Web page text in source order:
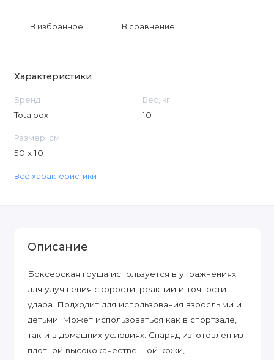
В избранное В сравнение
Характеристики
Бренд
Totalbox
Вес, кг
10
Размер, см
50 x 10
Все характеристики
Описание
Боксерская груша используется в упражнениях
для улучшения скорости, реакции и точности
удара. Подходит для использования взрослыми и
детьми. Может использоваться как в спортзале,
так и в домашних условиях. Снаряд изготовлен из
плотной высококачественной кожи,